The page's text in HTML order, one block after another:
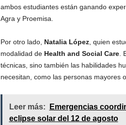
ambos estudiantes están ganando
Agra y Proemisa.
Por otro lado, Natalia López, quien
modalidad de Health and Social Care.
técnicas, sino también las habilidades
necesitan, como las personas mayores
Leer más:
Emergencias
eclipse solar del 12 de agosto